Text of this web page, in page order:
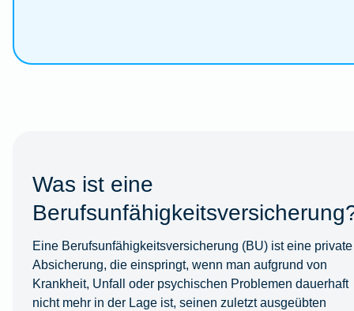
Was ist eine
Eine Berufsunfähigkeitsversicherung (BU) ist eine private
Absicherung, die einspringt, wenn man aufgrund von
Krankheit, Unfall oder psychischen Problemen dauerhaft
nicht mehr in der Lage ist, seinen zuletzt ausgeübten